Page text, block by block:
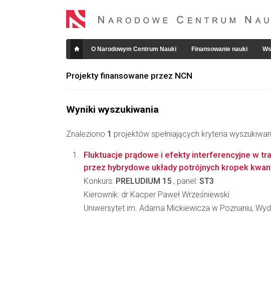
O Narodowym Centrum Nauki Finansowanie nauki
Projekty finansowane przez NCN
Wyniki wyszukiwania
Znaleziono 1 projektów spełniających kryteria
Fluktuacje prądowe i efekty interferencyjne w
przez hybrydowe układy potrójnych kropek
Konkurs: PRELUDIUM 15 , panel: ST3
Kierownik: dr Kacper Paweł Wrześniewski
Uniwersytet im. Adama Mickiewicza w Poznaniu,